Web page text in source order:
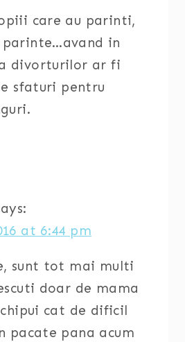
care au parinti,
parinte…avand in
divorturilor ar fi
sfaturi pentru
at 6:44 pm
sunt tot mai multi
doar de mama
cat de dificil
pacate pana acum